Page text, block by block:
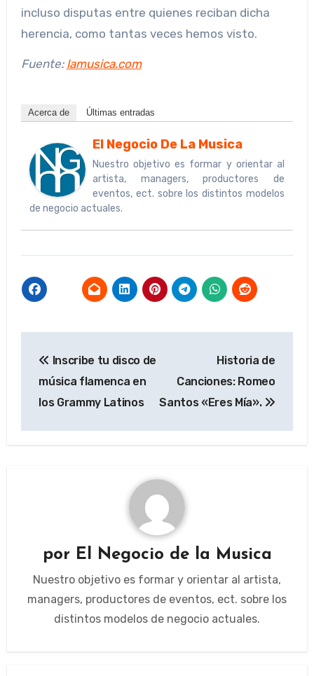
incluso disputas entre quienes reciban dicha
herencia, como tantas veces hemos visto.
Fuente: lamusica.com
Acerca de Últimas entradas
El Negocio De La Musica
Nuestro objetivo es formar y orientar al
artista, managers, productores de
eventos, ect. sobre los distintos modelos
de negocio actuales.
de
entradas
Inscribe tu disco de
música flamenca en
los Grammy Latinos
Historia de
Canciones: Romeo
Santos «Eres Mía».
por El Negocio de la Musica
Nuestro objetivo es formar y orientar al artista,
managers, productores de eventos, ect. sobre los
distintos modelos de negocio actuales.